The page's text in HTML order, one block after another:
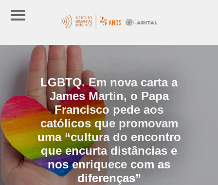
LGBTQ. Em nova carta a
James Martin, o Papa
Francisco pede aos
católicos que promovam
uma “cultura do encontro
que encurta distâncias e
nos enriquece com as
diferenças”